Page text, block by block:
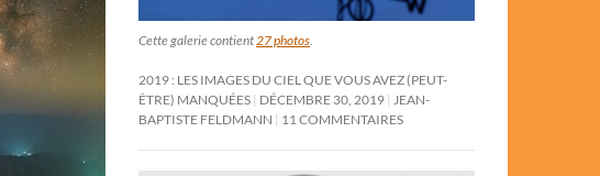
Cette galerie contient27 photos.
2019 : LES IMAGES DU CIEL QUE VOUS AVEZ (PEUT-
ÊTRE) MANQUÉES DÉCEMBRE 30, 2019 JEAN-
BAPTISTE FELDMANN
11 COMMENTAIRES